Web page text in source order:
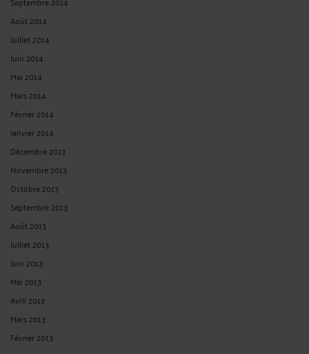
Août 2014
Juillet 2014
Juin 2014
Mai 2014
Mars 2014
Février 2014
Janvier 2014
Décembre 2013
Novembre 2013
Octobre 2013
Septembre 2013
Août 2013
Juillet 2013
Juin 2013
Mai 2013
Avril 2013
Mars 2013
Février 2013